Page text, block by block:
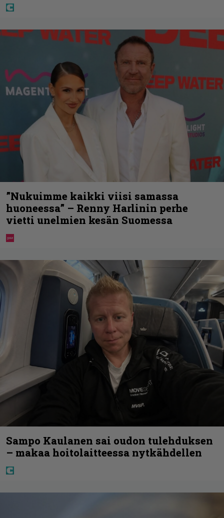
”Nukuimme kaikki viisi samassa
huoneessa” – Renny Harlinin perhe
vietti unelmien kesän Suomessa
Sampo Kaulanen sai oudon tulehduksen
– makaa hoitolaitteessa nytkähdellen